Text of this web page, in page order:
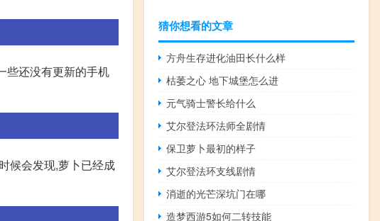
些还没有更新的手机
候会发现,萝卜已经成
猜你想看的文章
方舟生存进化油田长什么样
枯萎之心 地下城堡怎么进
元气骑士警长给什么
艾尔登法环法师全剧情
保卫萝卜最初的样子
艾尔登法环支线剧情
消逝的光芒深坑门在哪
造梦西游5如何二转技能